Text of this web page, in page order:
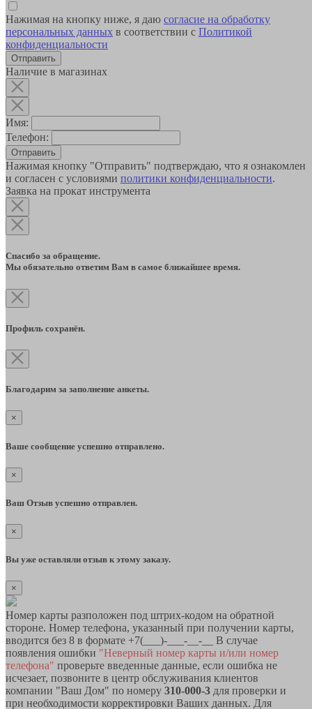
Нажимая на кнопку ниже, я даю согласие на обработку
персональных данных в соответствии с Политикой
конфиденциальности
Наличие в магазинах
Имя:
Телефон:
Отправить
Нажимая кнопку "Отправить" подтверждаю, что я ознакомлен
и согласен с условиями политики конфиденциальности.
Заявка на прокат инструмента
Спасибо за обращение.
Мы обязательно ответим Вам в самое ближайшее время.
Профиль сохранён.
Благодарим за заполнение анкеты.
×
Ваше сообщение успешно отправлено.
×
Ваш Отзыв успешно отправлен.
×
Вы уже оставляли отзыв к этому заказу.
×
Номер карты разположен под штрих-кодом на обратной
стороне. Номер телефона, указанный при получении карты,
вводится без 8 в формате +7(___)-___-__-__ В случае
появления ошибки "Неверный номер карты и/или номер
телефона" проверьте введенные данные, если ошибка не
исчезает, позвоните в центр обслуживания клиентов
компании "Ваш Дом" по номеру 310-000-3 для проверки и
при необходимости корректировки Ваших данных. Для